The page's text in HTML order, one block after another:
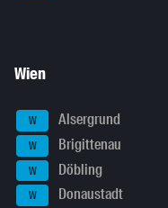
Wien
W Alsergrund
W Brigittenau
W Döbling
W Donaustadt